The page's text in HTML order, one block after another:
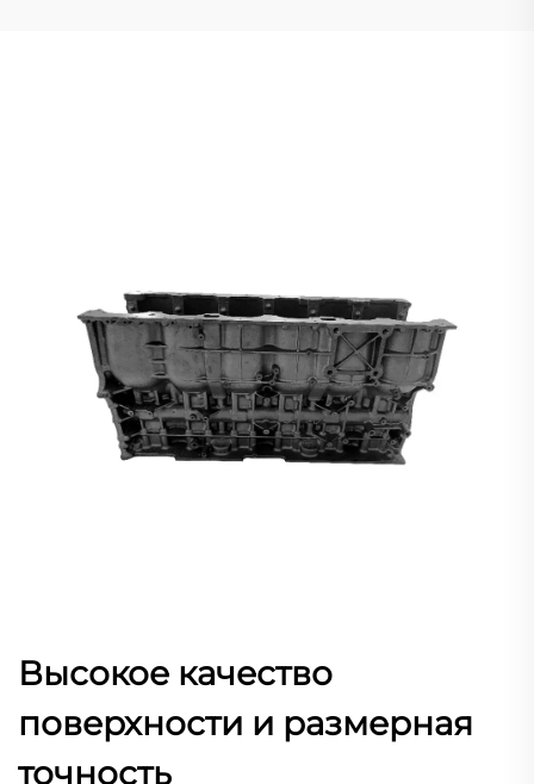
Высокое качество
поверхности и размерная
точность